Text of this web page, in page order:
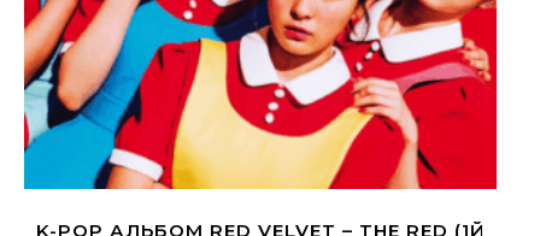
K-POP АЛЬБОМ RED VELVET – THE RED (1Й